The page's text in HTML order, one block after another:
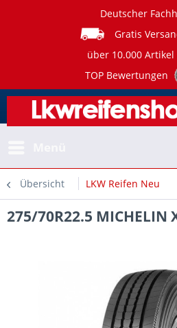
Deutscher
Gratis
über 10.000
TOP Bewertungen
Übersicht LKW Reifen Neu
275/70R22.5 MICHELIN